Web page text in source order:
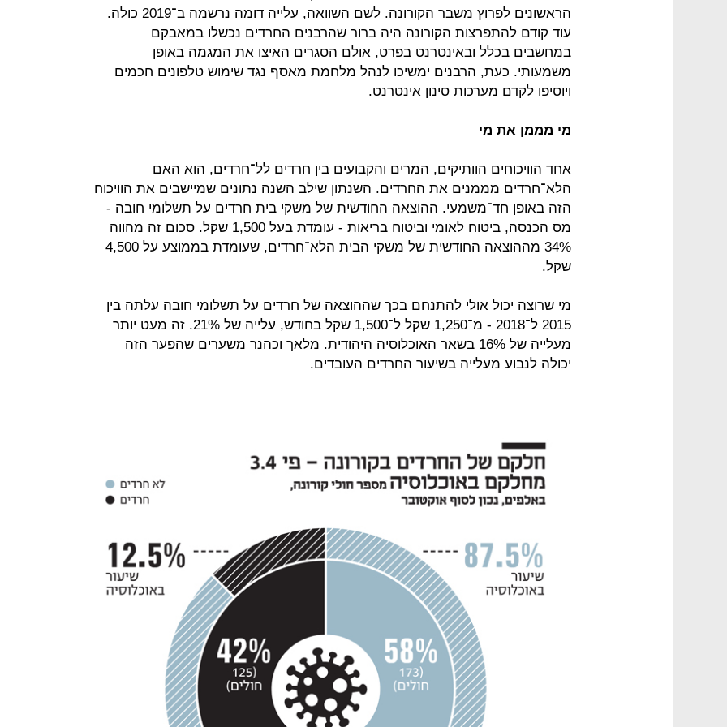
הראשונים לפרוץ משבר הקורונה. לשם השוואה, עלייה דומה נרשמה ב־2019 כולה.
עוד קודם להתפרצות הקורונה היה ברור שהרבנים החרדים נכשלו במאבקם
במחשבים בכלל ובאינטרנט בפרט, אולם הסגרים האיצו את המגמה באופן
משמעותי. כעת, הרבנים ימשיכו לנהל מלחמת מאסף נגד שימוש טלפונים חכמים
ויוסיפו לקדם מערכות סינון אינטרנט.
מי מממן את מי
אחד הוויכוחים הוותיקים, המרים והקבועים בין חרדים לל־חרדים, הוא האם
הלא־חרדים מממנים את החרדים. השנתון שילב השנה נתונים שמיישבים את הוויכוח
הזה באופן חד־משמעי. ההוצאה החודשית של משקי בית חרדים על תשלומי חובה -
מס הכנסה, ביטוח לאומי וביטוח בריאות - עומדת בעל 1,500 שקל. סכום זה מהווה
34% מההוצאה החודשית של משקי הבית הלא־חרדים, שעומדת בממוצע על 4,500
שקל.
מי שרוצה יכול אולי להתנחם בכך שההוצאה של חרדים על תשלומי חובה עלתה בין
2015 ל־2018 - מ־1,250 שקל ל־1,500 שקל בחודש, עלייה של 21%. זה מעט יותר
מעלייה של 16% בשאר האוכלוסיה היהודית. מלאך וכהנר משערים שהפער הזה
יכולה לנבוע מעלייה בשיעור החרדים העובדים.